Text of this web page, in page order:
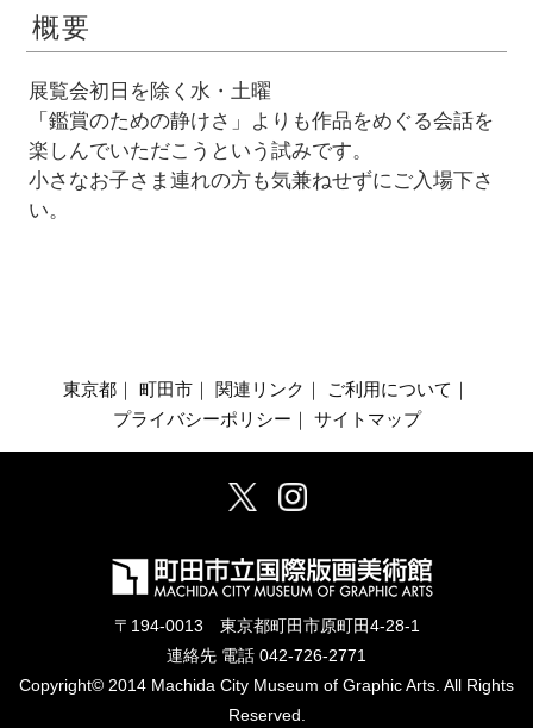
概要
展覧会初日を除く水・土曜
「鑑賞のための静けさ」よりも作品をめぐる会話を
楽しんでいただこうという試みです。
小さなお子さま連れの方も気兼ねせずにご入場下さ
い。
東京都 ｜ 町田市 ｜ 関連リンク ｜ ご利用について ｜
プライバシーポリシー ｜ サイトマップ
〒194-0013 東京都町田市原町田4-28-1
連絡先 電話 042-726-2771
Copyright© 2014 Machida City Museum of Graphic Arts. All Rights
Reserved.